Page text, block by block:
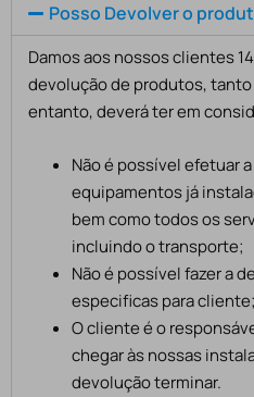
Posso Devolver o
Damos aos nossos clientes
devolução de produtos,
entanto, deverá ter em
Não é possível efetuar
equipamentos já
bem como todos os
incluindo o transporte;
Não é possível fazer a
especificas para cliente;
O cliente é o
chegar às nossas
devolução terminar.